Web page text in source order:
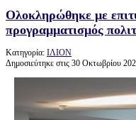
Ολοκληρώθηκε με
προγραμματισμός
Κατηγορία: ΙΛΙΟΝ
Δημοσιεύτηκε στις 30 Οκτωβρίου